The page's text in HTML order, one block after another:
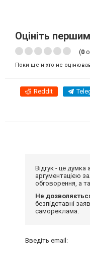
Оцініть першим
(0
Поки ще ніхто не
Reddit
Відгук - це
аргументацією
обговорення, а
Не
безпідставні
самореклама.
Введіть email: